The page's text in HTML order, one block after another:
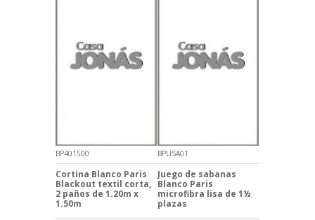
BP401500
Cortina Blanco Paris
Blackout textil corta,
2 paños de 1.20m x
1.50m
BPLISA01
Juego de sabanas
Blanco Paris
microfibra lisa de 1½
plazas